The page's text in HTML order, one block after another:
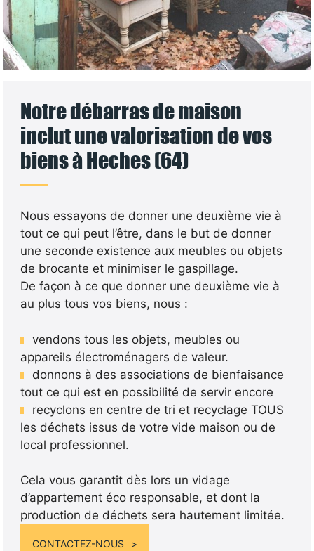
Notre débarras de maison
inclut une valorisation de vos
biens à Heches (64)
Nous essayons de donner une deuxième vie à
tout ce qui peut l’être, dans le but de donner
une seconde existence aux meubles ou objets
de brocante et minimiser le gaspillage.
De façon à ce que donner une deuxième vie à
au plus tous vos biens, nous :
vendons tous les objets, meubles ou
appareils électroménagers de valeur.
donnons à des associations de bienfaisance
tout ce qui est en possibilité de servir encore
recyclons en centre de tri et recyclage TOUS
les déchets issus de votre vide maison ou de
local professionnel.
Cela vous garantit dès lors un vidage
d’appartement éco responsable, et dont la
production de déchets sera hautement limitée.
CONTACTEZ-NOUS